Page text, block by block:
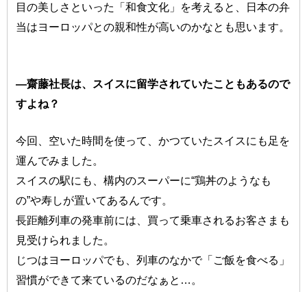
目の美しさといった「和食文化」を考えると、日本の弁
当はヨーロッパとの親和性が高いのかなとも思います。
―齋藤社長は、スイスに留学されていたこともあるので
すよね？
今回、空いた時間を使って、かつていたスイスにも足を
運んでみました。
スイスの駅にも、構内のスーパーに“鶏丼のようなも
の”や寿しが置いてあるんです。
長距離列車の発車前には、買って乗車されるお客さまも
見受けられました。
じつはヨーロッパでも、列車のなかで「ご飯を食べる」
習慣ができて来ているのだなぁと…。